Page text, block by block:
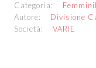
Categoria:
Autore: Divisione
Società:VARIE